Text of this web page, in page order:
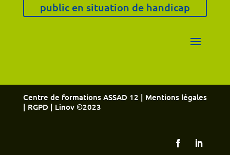
public en situation de handicap
Centre de formations ASSAD 12 | Mentions légales
| RGPD | Linov ©2023